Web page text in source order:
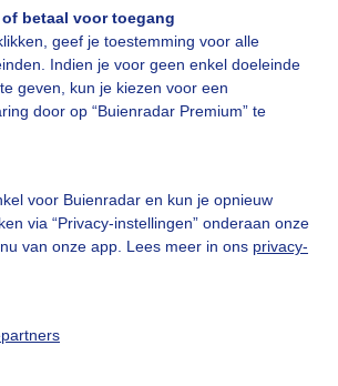
betaal voor toegang
geef je toestemming voor alle
Indien je voor geen enkel doeleinde
geven, kun je kiezen voor een
door op “Buienradar Premium” te
voor Buienradar en kun je opnieuw
via “Privacy-instellingen” onderaan onze
van onze app. Lees meer in ons privacy-